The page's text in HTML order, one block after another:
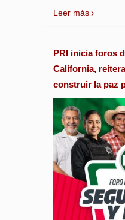
Leer más
PRI inicia foros
California,
construir la paz